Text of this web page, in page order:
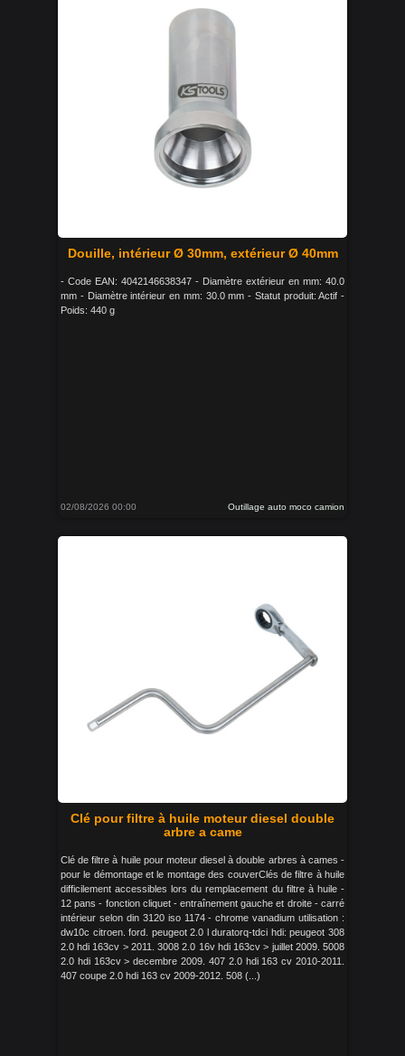
Douille, intérieur Ø 30mm, extérieur Ø 40mm
- Code EAN: 4042146638347 - Diamètre extérieur en mm: 40.0
mm - Diamètre intérieur en mm: 30.0 mm - Statut produit: Actif -
Poids: 440 g
02/08/2026 00:00 Outillage auto moco camion
Clé pour filtre à huile moteur diesel double
arbre a came
Clé de filtre à huile pour moteur diesel à double arbres à cames -
pour le démontage et le montage des couverClés de filtre à huile
difficilement accessibles lors du remplacement du filtre à huile -
12 pans - fonction cliquet - entraînement gauche et droite - carré
intérieur selon din 3120 iso 1174 - chrome vanadium utilisation :
dw10c citroen. ford. peugeot 2.0 l duratorq-tdci hdi: peugeot 308
2.0 hdi 163cv > 2011. 3008 2.0 16v hdi 163cv > juillet 2009. 5008
2.0 hdi 163cv > decembre 2009. 407 2.0 hdi 163 cv 2010-2011.
407 coupe 2.0 hdi 163 cv 2009-2012. 508 (...)